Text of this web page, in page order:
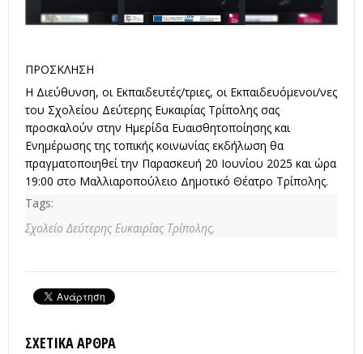
ΠΡΟΣΚΛΗΣΗ
Η Διεύθυνση, οι Εκπαιδευτές/τριες, οι Εκπαιδευόμενοι/νες
του Σχολείου Δεύτερης Ευκαιρίας Τρίπολης σας
προσκαλούν στην Ημερίδα Ευαισθητοποίησης και
Ενημέρωσης της τοπικής κοινωνίας εκδήλωση θα
πραγματοποιηθεί την Παρασκευή 20 Ιουνίου 2025 και ώρα
19:00 στο Μαλλιαροπούλειο Δημοτικό Θέατρο Τρίπολης.
Tags:
Σχολείο Δεύτερης Ευκαιρίας Τρίπολης,
ΣΧΕΤΙΚΆ ΆΡΘΡΑ